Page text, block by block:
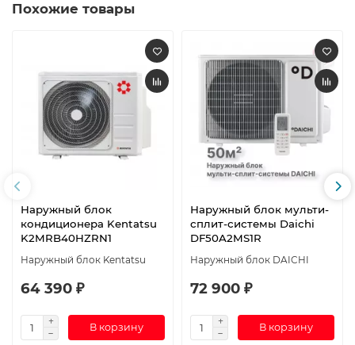
Похожие товары
Наружный блок
кондиционера Kentatsu
K2MRB40HZRN1
Наружный блок Kentatsu
64 390 ₽
В корзину
Наружный блок мульти-
сплит-системы Daichi
DF50A2MS1R
Наружный блок DAICHI
72 900 ₽
В корзину